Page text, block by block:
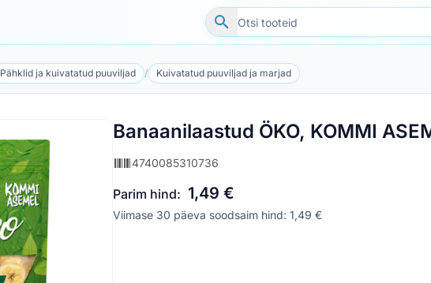
Pähklid ja kuivatatud puuviljad / Kuivatatud puuviljad ja marjad
Banaanilaastud ÖKO, KOMMI
4740085310736
Parim hind: 1,49 €
Viimase 30 päeva soodsaim hind: 1,49 €